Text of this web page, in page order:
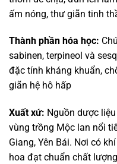
ấm nóng, thư giãn tinh
Thành phần hóa học:
sabinen, terpineol và
đặc tính kháng khuẩn,
giãn hệ hô hấp
Xuất xứ: Nguồn dược
vùng trồng Mộc lan nổi
Giang, Yên Bái. Nơi có
hoa đạt chuẩn chất lượng